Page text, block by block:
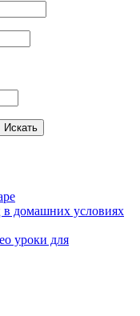
в домашних условиях
уроки для